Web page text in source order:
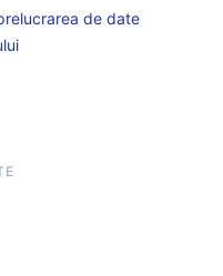
de date